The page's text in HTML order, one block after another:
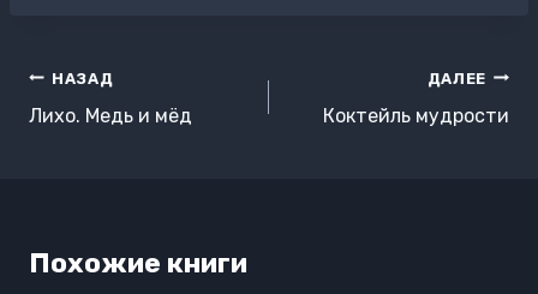
Навигация
по
НАЗАД
Лихо. Медь и мёд
ДАЛЕЕ
Коктейль мудрости
Похожие книги